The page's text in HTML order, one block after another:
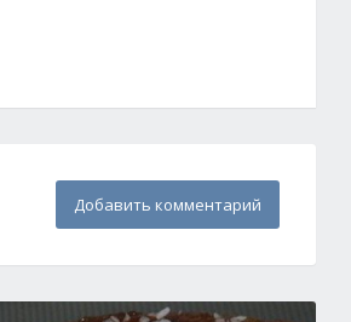
Добавить комментарий